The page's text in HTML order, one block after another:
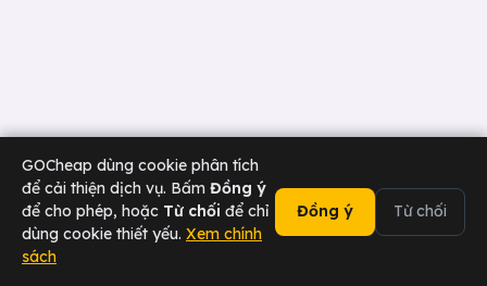
GOCheap dùng cookie phân tích
để cải thiện dịch vụ. Bấm Đồng ý
để cho phép, hoặc Từ chối để chỉ
dùng cookie thiết yếu. Xem chính
sách
Đồng ý Từ chối